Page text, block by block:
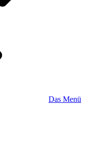
Das Menü